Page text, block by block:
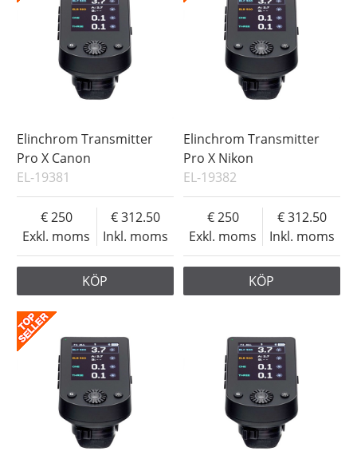
Elinchrom Transmitter
Pro X Canon
EL-19381
Exkl. moms
250
Inkl. moms
312.50
KÖP
Elinchrom Transmitter
Pro X Nikon
EL-19382
Exkl. moms
250
Inkl. moms
312.50
KÖP